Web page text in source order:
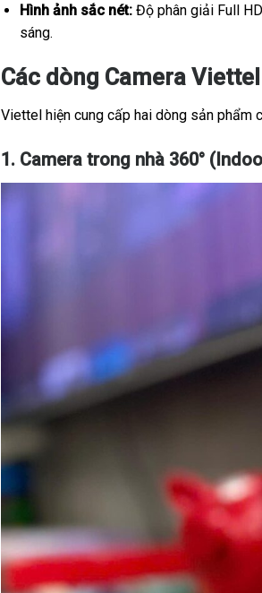
Hình ảnh sắc nét:Độ phân giải Full
sáng.
Các dòng Camera
Viettel hiện cung cấp hai dòng sản phẩm
1. Camera trong nhà 360°